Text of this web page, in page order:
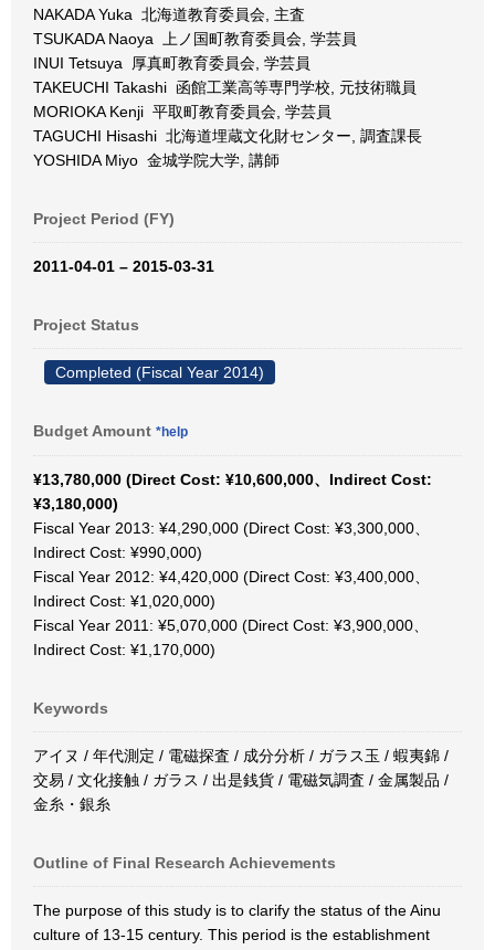
NAKADA Yuka 北海道教育委員会, 主査
TSUKADA Naoya 上ノ国町教育委員会, 学芸員
INUI Tetsuya 厚真町教育委員会, 学芸員
TAKEUCHI Takashi 函館工業高等専門学校, 元技術職員
MORIOKA Kenji 平取町教育委員会, 学芸員
TAGUCHI Hisashi 北海道埋蔵文化財センター, 調査課長
YOSHIDA Miyo 金城学院大学, 講師
Project Period (FY)
2011-04-01 – 2015-03-31
Project Status
Completed (Fiscal Year 2014)
Budget Amount *help
¥13,780,000 (Direct Cost: ¥10,600,000、Indirect Cost:
¥3,180,000)
Fiscal Year 2013: ¥4,290,000 (Direct Cost: ¥3,300,000、
Indirect Cost: ¥990,000)
Fiscal Year 2012: ¥4,420,000 (Direct Cost: ¥3,400,000、
Indirect Cost: ¥1,020,000)
Fiscal Year 2011: ¥5,070,000 (Direct Cost: ¥3,900,000、
Indirect Cost: ¥1,170,000)
Keywords
アイヌ / 年代測定 / 電磁探査 / 成分分析 / ガラス玉 / 蝦夷錦 /
交易 / 文化接触 / ガラス / 出是銭貨 / 電磁気調査 / 金属製品 /
金糸・銀糸
Outline of Final Research Achievements
The purpose of this study is to clarify the status of the Ainu
culture of 13-15 century. This period is the establishment